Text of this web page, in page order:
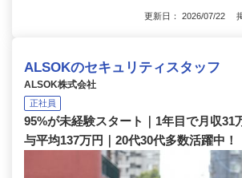
更新日： 2026/07/22
ALSOKのセキュリティスタッフ
ALSOK株式会社
正社員
95%が未経験スタート｜1年目で月収31
与平均137万円｜20代30代多数活躍中！